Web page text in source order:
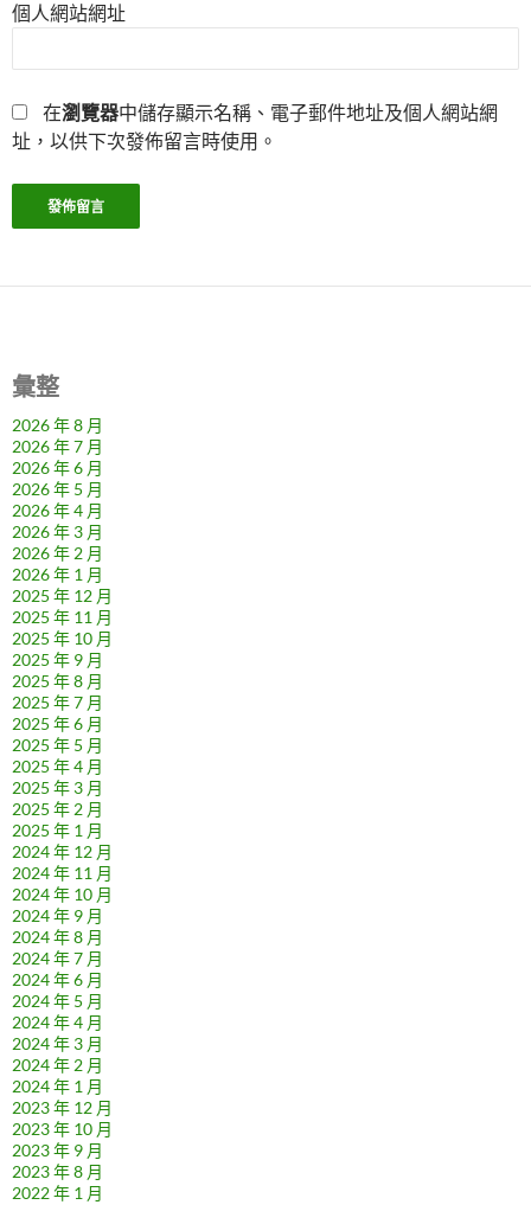
個人網站網址
在瀏覽器中儲存顯示名稱、電子郵件地址及個人網站網
址，以供下次發佈留言時使用。
彙整
2026 年 8 月
2026 年 7 月
2026 年 6 月
2026 年 5 月
2026 年 4 月
2026 年 3 月
2026 年 2 月
2026 年 1 月
2025 年 12 月
2025 年 11 月
2025 年 10 月
2025 年 9 月
2025 年 8 月
2025 年 7 月
2025 年 6 月
2025 年 5 月
2025 年 4 月
2025 年 3 月
2025 年 2 月
2025 年 1 月
2024 年 12 月
2024 年 11 月
2024 年 10 月
2024 年 9 月
2024 年 8 月
2024 年 7 月
2024 年 6 月
2024 年 5 月
2024 年 4 月
2024 年 3 月
2024 年 2 月
2024 年 1 月
2023 年 12 月
2023 年 10 月
2023 年 9 月
2023 年 8 月
2022 年 1 月